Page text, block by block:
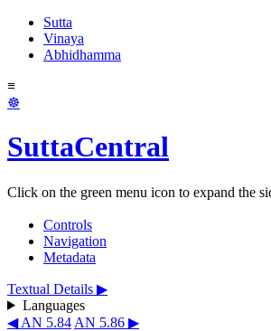
Sutta
Vinaya
Abhidhamma
≡
☸
SuttaCentral
Click on the green menu icon to expand the
Controls
Navigation
Metadata
Textual Details ▶
Languages
◀ AN 5.84 AN 5.86 ▶